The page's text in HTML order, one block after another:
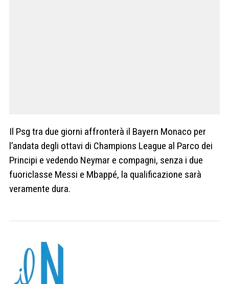
Il Psg tra due giorni affronterà il Bayern Monaco per
l’andata degli ottavi di Champions League al Parco dei
Principi e vedendo Neymar e compagni, senza i due
fuoriclasse Messi e Mbappé, la qualificazione sarà
veramente dura.